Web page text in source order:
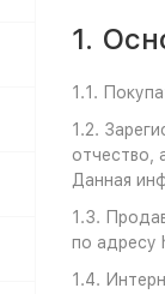
1.
1.1.
1.2.
отчество,
Данная
1.3.
по адресу
1.4.